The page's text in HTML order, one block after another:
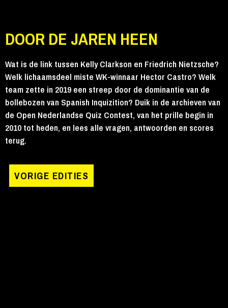
DOOR DE JAREN HEEN
Wat is de link tussen Kelly Clarkson en Friedrich Nietzsche?
Welk lichaamsdeel miste WK-winnaar Hector Castro? Welk
team zette in 2019 een streep door de dominantie van de
bollebozen van Spanish Inquizition? Duik in de archieven van
de Open Nederlandse Quiz Contest, van het prille begin in
2010 tot heden, en lees alle vragen, antwoorden en scores
terug.
VORIGE EDITIES